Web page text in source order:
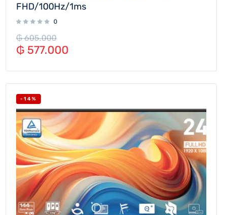
FHD/100Hz/1ms
0
₲605.000
₲ 577.000
-14%